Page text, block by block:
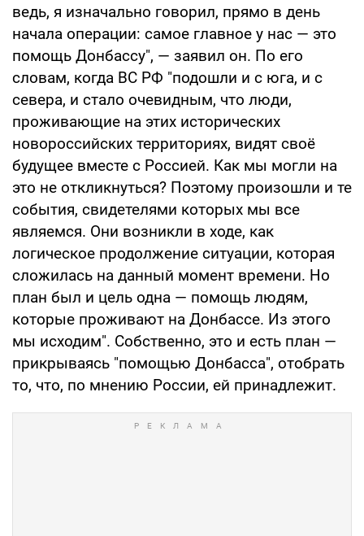
ведь, я изначально говорил, прямо в день
начала операции: самое главное у нас — это
помощь Донбассу", — заявил он. По его
словам, когда ВС РФ "подошли и с юга, и с
севера, и стало очевидным, что люди,
проживающие на этих исторических
новороссийских территориях, видят своё
будущее вместе с Россией. Как мы могли на
это не откликнуться? Поэтому произошли и те
события, свидетелями которых мы все
являемся. Они возникли в ходе, как
логическое продолжение ситуации, которая
сложилась на данный момент времени. Но
план был и цель одна — помощь людям,
которые проживают на Донбассе. Из этого
мы исходим". Собственно, это и есть план —
прикрываясь "помощью Донбасса", отобрать
то, что, по мнению России, ей принадлежит.